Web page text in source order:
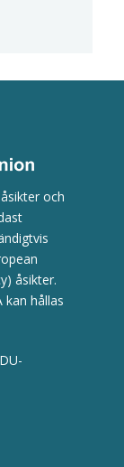
och
åsikter.
kan hållas